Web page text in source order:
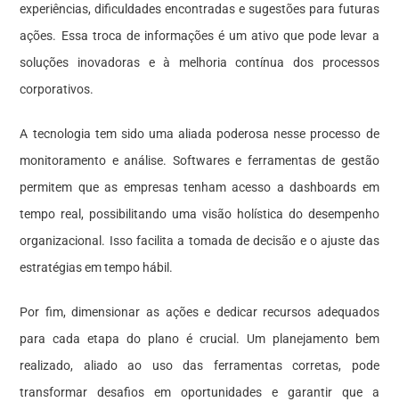
experiências, dificuldades encontradas e sugestões para futuras
ações. Essa troca de informações é um ativo que pode levar a
soluções inovadoras e à melhoria contínua dos processos
corporativos.
A tecnologia tem sido uma aliada poderosa nesse processo de
monitoramento e análise. Softwares e ferramentas de gestão
permitem que as empresas tenham acesso a dashboards em
tempo real, possibilitando uma visão holística do desempenho
organizacional. Isso facilita a tomada de decisão e o ajuste das
estratégias em tempo hábil.
Por fim, dimensionar as ações e dedicar recursos adequados
para cada etapa do plano é crucial. Um planejamento bem
realizado, aliado ao uso das ferramentas corretas, pode
transformar desafios em oportunidades e garantir que a